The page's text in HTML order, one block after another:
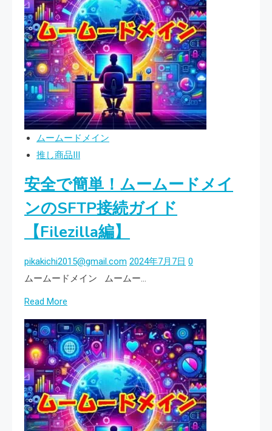
設
定
で
安
心！
ム
ー
ム
ー
メ
イ
ン
と
テ
ル
の
連
携
ガ
イ
ド
ムームードメイン
推し商品III
安全で簡単！ムームードメイ
ンのSFTP接続ガイド
【Filezilla編】
pikakichi2015@gmail.com 2024年7月7日 0
ムームードメイン ムームー…
Read More
more
about
安
全
で
簡
単！